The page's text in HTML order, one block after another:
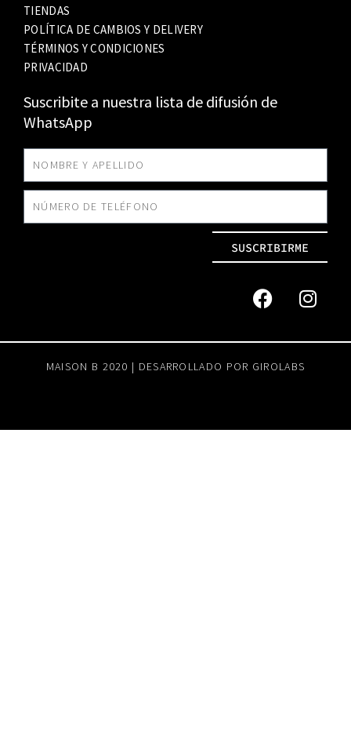
TIENDAS
POLÍTICA DE CAMBIOS Y DELIVERY
TÉRMINOS Y CONDICIONES
PRIVACIDAD
Suscribite a nuestra lista de difusión de
WhatsApp
SUSCRIBIRME
MAISON B 2020 | DESARROLLADO POR GIROLABS